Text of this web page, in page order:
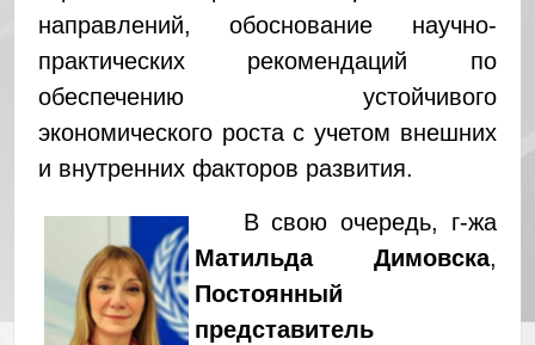
направлений, обоснование научно-
практических рекомендаций по
обеспечению устойчивого
экономического роста с учетом внешних
и внутренних факторов развития.
В свою очередь, г-жа
Матильда Димовска,
Постоянный
представитель